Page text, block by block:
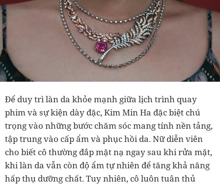
Để duy trì làn da khỏe mạnh giữa lịch trình quay
phim và sự kiện dày đặc, Kim Min Ha đặc biệt chú
trọng vào những bước chăm sóc mang tính nền tảng,
tập trung vào cấp ẩm và phục hồi da. Nữ diễn viên
cho biết cô thường đắp mặt nạ ngay sau khi rửa mặt,
khi làn da vẫn còn độ ẩm tự nhiên để tăng khả năng
hấp thụ dưỡng chất. Tuy nhiên, cô luôn tuân thủ